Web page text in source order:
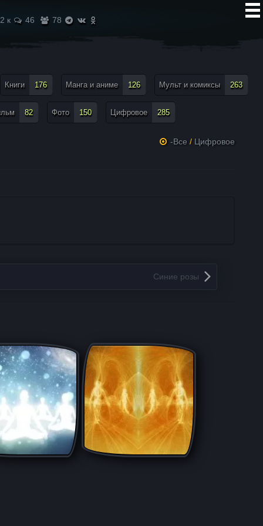
2 к 46 78
Книги 176 Манга и аниме 126 Мульт и комиксы 263
82 Фото 150 Цифровое 285
-Все / Цифровое
Синие розы